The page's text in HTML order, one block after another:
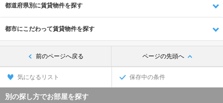
都道府県別に賃貸物件を探す
都市にこだわって賃貸物件を探す
前のページへ戻る ページの先頭へ
気になるリスト 保存中の条件
別の探し方でお部屋を探す